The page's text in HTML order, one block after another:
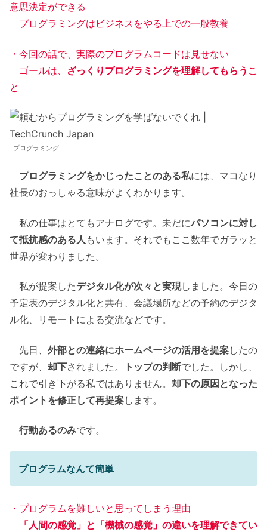
意思決定ができる
プログラミングはビジネスをやる上での一般教養
・今回の話で、実際のプログラムコードは見せない
ゴールは、 ざっくりプログラミングを理解してもらう こ
と
プログラミング
プログラミングをかじったことのある私には、マコなり
社長のおっしゃる意味がよくわかります。
私の仕事はとてもアナログです。未だにパソコンに対し
て抵抗感のある人 もいます。それでもここ数年でガラッと
世界が変わりました。
私が提案したデジタル化が次々と実現しました。今日の
予定表のデジタル化と共有、会議場所などの予約のデジタ
ル化、リモートによる交流などです。
先日、 外部との連絡にホームページの活用を提案したの
ですが、 却下されました。 トップの判断でした。しかし、
これで引き下がる私ではありません。 却下の原因となった
ポイントを修正して再提案します。
行動あるのみです。
プログラムなんて簡単
・プログラムを難しいと思ってしまう理由
「人間の感覚」と「機械の感覚」の違いを理解できてい